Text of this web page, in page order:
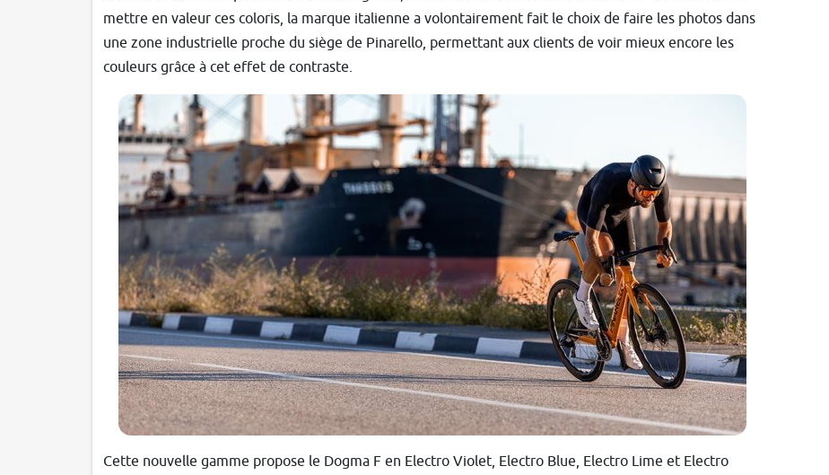
mettre en valeur ces coloris, la marque italienne a volontairement fait le choix de faire les photos dans
une zone industrielle proche du siège de Pinarello, permettant aux clients de voir mieux encore les
couleurs grâce à cet effet de contraste.
Cette nouvelle gamme propose le Dogma F en Electro Violet, Electro Blue, Electro Lime et Electro